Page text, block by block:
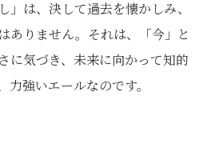
」は、決して過去を懐かしみ、
ありません。それは、「今」と
に気づき、未来に向かって知的
強いエールなのです。